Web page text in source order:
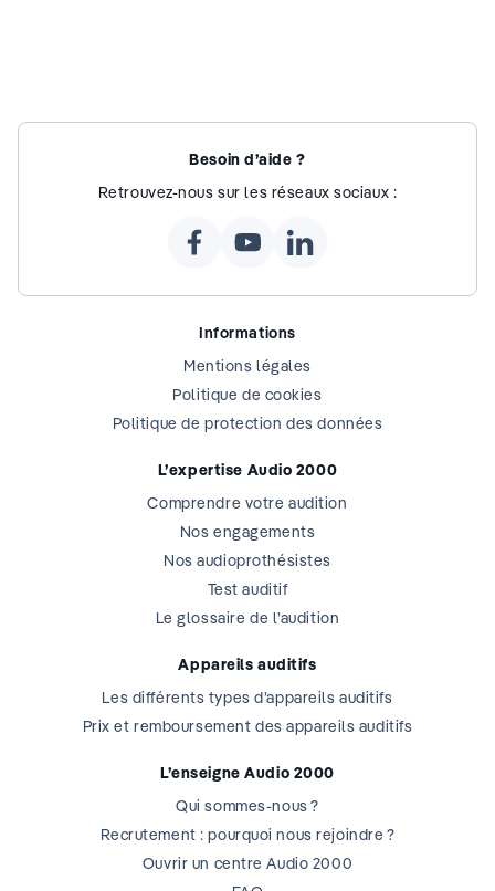
Besoin d’aide ?
Retrouvez-nous sur les réseaux sociaux :
Informations
Mentions légales
Politique de cookies
Politique de protection des données
L’expertise Audio 2000
Comprendre votre audition
Nos engagements
Nos audioprothésistes
Test auditif
Le glossaire de l’audition
Appareils auditifs
Les différents types d’appareils auditifs
Prix et remboursement des appareils auditifs
L’enseigne Audio 2000
Qui sommes-nous ?
Recrutement : pourquoi nous rejoindre ?
Ouvrir un centre Audio 2000